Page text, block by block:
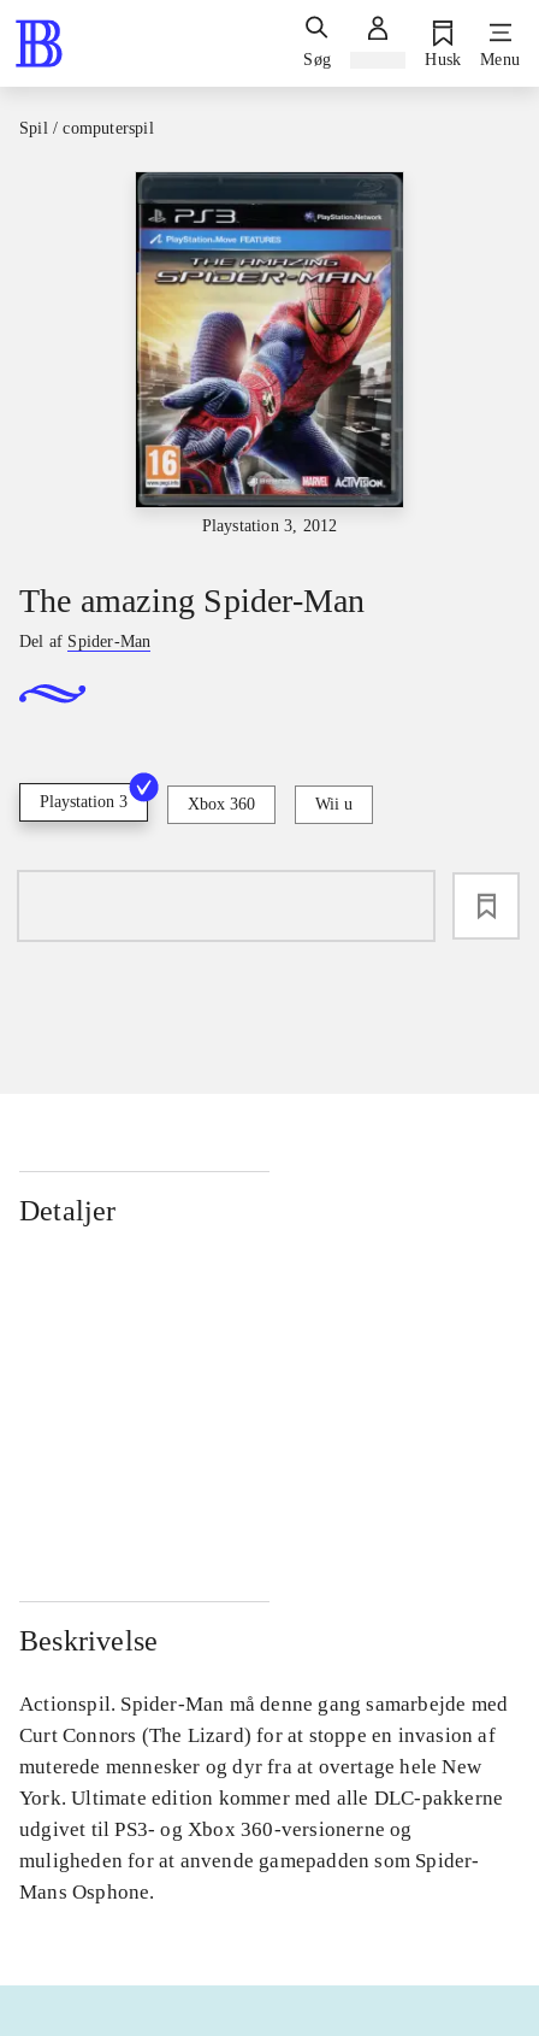
Søg Husk Menu
Spil / computerspil
Playstation 3, 2012
The amazing Spider-Man
Del af Spider-Man
Playstation 3 Xbox 360 Wii u
Detaljer
Beskrivelse
Actionspil. Spider-Man må denne gang samarbejde med
Curt Connors (The Lizard) for at stoppe en invasion af
muterede mennesker og dyr fra at overtage hele New
York. Ultimate edition kommer med alle DLC-pakkerne
udgivet til PS3- og Xbox 360-versionerne og
muligheden for at anvende gamepadden som Spider-
Mans Osphone.